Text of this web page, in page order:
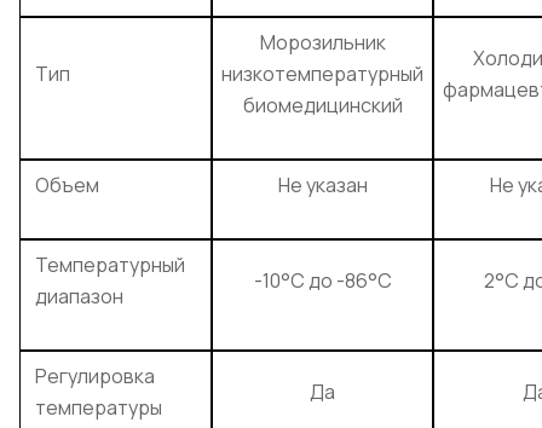
Тип
Морозильник
низкотемпературный
биомедицинский
Объем Не указан Не
Температурный
диапазон
-10°C до -86°C 2°C
Регулировка
температуры
Да